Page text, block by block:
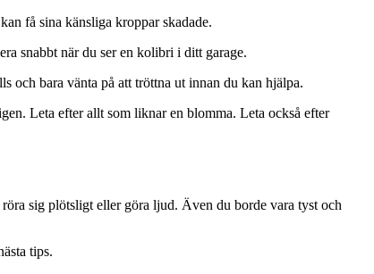
få sina känsliga kroppar skadade.
snabbt när du ser en kolibri i ditt garage.
och bara vänta på att tröttna ut innan du kan hjälpa.
Leta efter allt som liknar en blomma. Leta också efter
sig plötsligt eller göra ljud. Även du borde vara tyst och
tips.